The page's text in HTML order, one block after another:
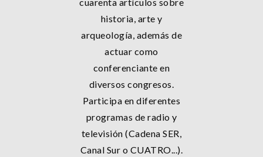
historia, arte y
arqueología, además de
actuar como
conferenciante en
diversos congresos.
Participa en diferentes
programas de radio y
televisión (Cadena SER,
Canal Sur o CUATRO...).